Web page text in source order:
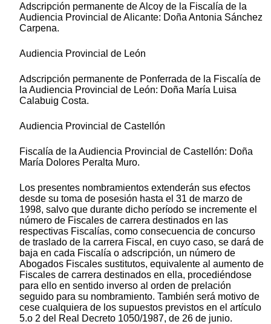
Adscripción permanente de Alcoy de la Fiscalía de la
Audiencia Provincial de Alicante: Doña Antonia Sánchez
Carpena.
Audiencia Provincial de León
Adscripción permanente de Ponferrada de la Fiscalía de
la Audiencia Provincial de León: Doña María Luisa
Calabuig Costa.
Audiencia Provincial de Castellón
Fiscalía de la Audiencia Provincial de Castellón: Doña
María Dolores Peralta Muro.
Los presentes nombramientos extenderán sus efectos
desde su toma de posesión hasta el 31 de marzo de
1998, salvo que durante dicho período se incremente el
número de Fiscales de carrera destinados en las
respectivas Fiscalías, como consecuencia de concurso
de traslado de la carrera Fiscal, en cuyo caso, se dará de
baja en cada Fiscalía o adscripción, un número de
Abogados Fiscales sustitutos, equivalente al aumento de
Fiscales de carrera destinados en ella, procediéndose
para ello en sentido inverso al orden de prelación
seguido para su nombramiento. También será motivo de
cese cualquiera de los supuestos previstos en el artículo
5.o 2 del Real Decreto 1050/1987, de 26 de junio.